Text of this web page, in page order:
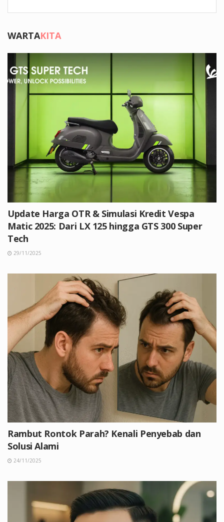
WARTAKITA
Update Harga OTR & Simulasi Kredit Vespa
Matic 2025: Dari LX 125 hingga GTS 300 Super
Tech
29/11/2025
Rambut Rontok Parah? Kenali Penyebab dan
Solusi Alami
24/11/2025